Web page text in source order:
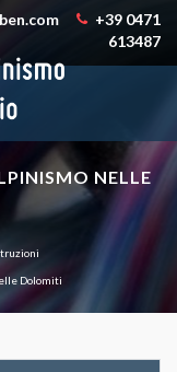
+39 0471
613487
NELLE
Dolomiti